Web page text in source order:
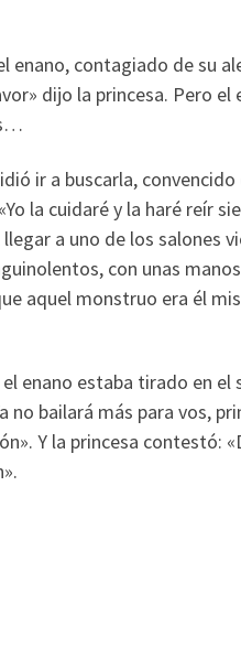
enano, contagiado de su
dijo la princesa. Pero el
ir a buscarla, convencido
la cuidaré y la haré reír
a uno de los salones
con unas
aquel monstruo era él
enano estaba tirado en el
bailará más para vos,
Y la princesa contestó: